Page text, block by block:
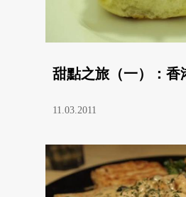
甜點之旅（一）：香
11.03.2011